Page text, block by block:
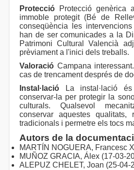
Protecció Protecció genèrica
immoble protegit (Bé de
conseqüència les
han de ser comunicades a la
Patrimoni Cultural Valencià
prèviament a l'inici dels treballs.
Valoració Campana
cas de trencament després de
Instal·lació La instal·lació
conservar-la per protegir la
culturals. Qualsevol
conservar aquestes qualitats,
tradicionals i permetre els tocs
Autors de la
MARTÍN NOGUERA, Francesc
MUÑOZ GRACIA, Álex (17-03-
ALEPUZ CHELET, Joan (25-04-